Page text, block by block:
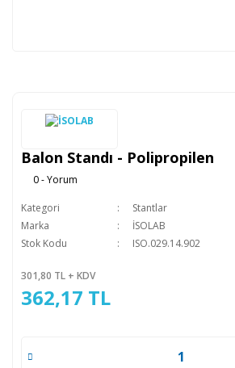
Balon Standı - Polipropilen
0 - Yorum
Kategori
Stantlar
Marka
İSOLAB
Stok Kodu
ISO.029.14.902
301,80 TL + KDV
362,17 TL